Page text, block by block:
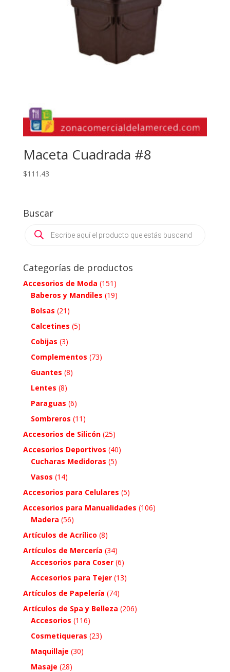
Maceta Cuadrada #8
$111.43
Buscar
search
Categorías de productos
Accesorios de Moda (151)
Baberos y Mandiles (19)
Bolsas (21)
Calcetines (5)
Cobijas (3)
Complementos (73)
Guantes (8)
Lentes (8)
Paraguas (6)
Sombreros (11)
Accesorios de Silicón (25)
Accesorios Deportivos (40)
Cucharas Medidoras (5)
Vasos (14)
Accesorios para Celulares (5)
Accesorios para Manualidades (106)
Madera (56)
Artículos de Acrílico (8)
Artículos de Mercería (34)
Accesorios para Coser (6)
Accesorios para Tejer (13)
Artículos de Papelería (74)
Artículos de Spa y Belleza (206)
Accesorios (116)
Cosmetiqueras (23)
Maquillaje (30)
Masaje (28)